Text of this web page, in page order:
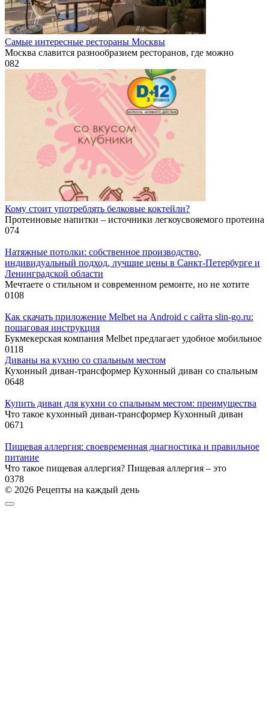
Самые интересные рестораны Москвы
Москва славится разнообразием ресторанов, где можно
082
Кому стоит употреблять белковые коктейли?
Протеиновые напитки – источники легкоусвояемого протеина
074
Натяжные потолки: собственное производство,
индивидуальный подход, лучшие цены в Санкт‑Петербурге и
Ленинградской области
Мечтаете о стильном и современном ремонте, но не хотите
0108
Как скачать приложение Melbet на Android с сайта slin‑go.ru:
пошаговая инструкция
Букмекерская компания Melbet предлагает удобное мобильное
0118
Диваны на кухню со спальным местом
Кухонный диван-трансформер Кухонный диван со спальным
0648
Купить диван для кухни со спальным местом: преимущества
Что такое кухонный диван-трансформер Кухонный диван
0671
Пищевая аллергия: своевременная диагностика и правильное
питание
Что такое пищевая аллергия? Пищевая аллергия – это
0378
© 2026 Рецепты на каждый день